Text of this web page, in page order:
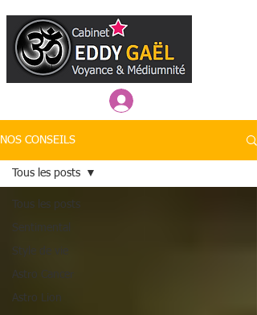
NOS CONSEILS
Tous les posts
Sentimental
Style de vie
Astro Cancer
Astro Lion
Tous les posts